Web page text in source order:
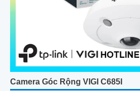
Camera Góc Rộng VIGI C685I